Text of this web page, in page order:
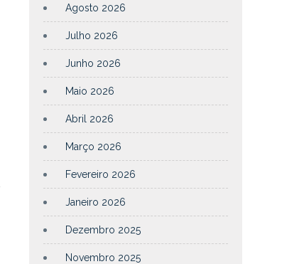
Agosto 2026
Julho 2026
Junho 2026
Maio 2026
Abril 2026
Março 2026
Fevereiro 2026
Janeiro 2026
Dezembro 2025
Novembro 2025